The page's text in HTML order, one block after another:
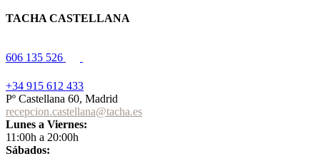
TACHA CASTELLANA
606 135 526
+34 915 612 433
Pº Castellana 60, Madrid
recepcion.castellana@tacha.es
Lunes a Viernes:
11:00h a 20:00h
Sábados: